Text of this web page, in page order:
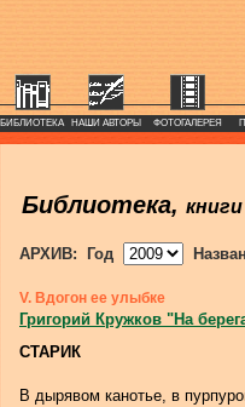
БИБЛИОТЕКА НАШИ АВТОРЫ ФОТОГАЛЕРЕЯ
Библиотека, книги
АРХИВ: Год
V. Вдогон ее улыбке
Григорий Кружков "На
СТАРИК
В дырявом канотье, в